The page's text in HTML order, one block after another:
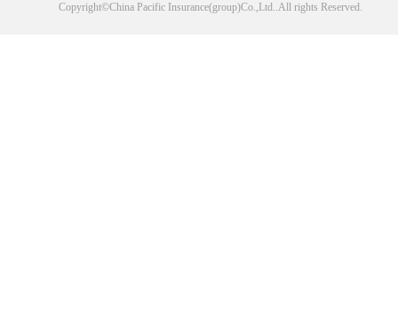
Copyright©China Pacific Insurance(group)Co.,Ltd..All rights Reserved.